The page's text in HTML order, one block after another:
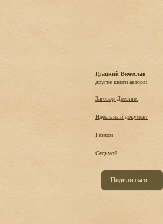
Грацкий Вячеслав
другие книги автора:
Заговор Древних
Идеальный документ
Разлом
Седьмой
Поделиться